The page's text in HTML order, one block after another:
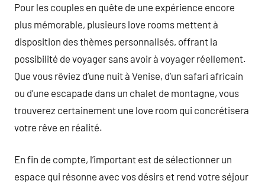
Pour les couples en quête de une expérience encore
plus mémorable, plusieurs love rooms mettent à
disposition des thèmes personnalisés, offrant la
possibilité de voyager sans avoir à voyager réellement.
Que vous rêviez d’une nuit à Venise, d’un safari africain
ou d’une escapade dans un chalet de montagne, vous
trouverez certainement une love room qui concrétisera
votre rêve en réalité.
En fin de compte, l’important est de sélectionner un
espace qui résonne avec vos désirs et rend votre séjour